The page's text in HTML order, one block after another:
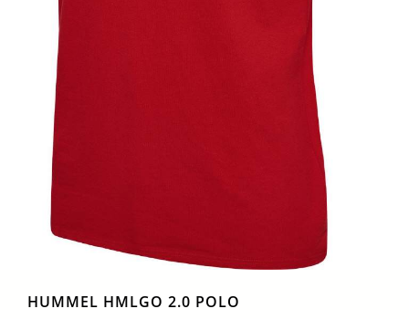
HUMMEL HMLGO 2.0 POLO